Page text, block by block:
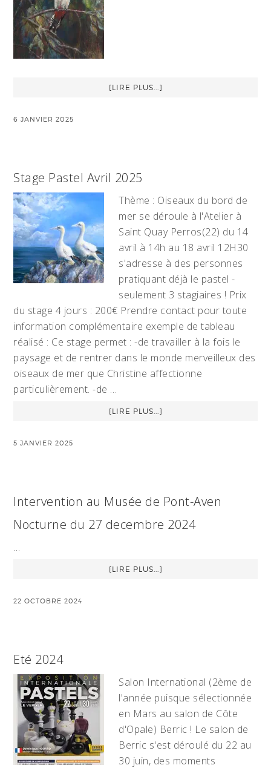
[LIRE PLUS...]
6 JANVIER 2025
Stage Pastel Avril 2025
Thème : Oiseaux du bord de
mer se déroule à l'Atelier à
Saint Quay Perros(22) du 14
avril à 14h au 18 avril 12H30
s'adresse à des personnes
pratiquant déjà le pastel -
seulement 3 stagiaires ! Prix
du stage 4 jours : 200€ Prendre contact pour toute
information complémentaire exemple de tableau
réalisé : Ce stage permet : -de travailler à la fois le
paysage et de rentrer dans le monde merveilleux des
oiseaux de mer que Christine affectionne
particulièrement. -de …
[LIRE PLUS...]
5 JANVIER 2025
Intervention au Musée de Pont-Aven
Nocturne du 27 decembre 2024
…
[LIRE PLUS...]
22 OCTOBRE 2024
Eté 2024
Salon International (2ème de
l'année puisque sélectionnée
en Mars au salon de Côte
d'Opale) Berric ! Le salon de
Berric s'est déroulé du 22 au
30 juin, des moments